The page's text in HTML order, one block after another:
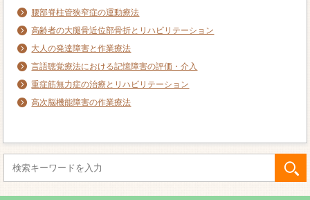
腰部脊柱管狭窄症の運動療法
高齢者の大腿骨近位部骨折とリハビリテーション
大人の発達障害と作業療法
言語聴覚療法における記憶障害の評価・介入
重症筋無力症の治療とリハビリテーション
高次脳機能障害の作業療法